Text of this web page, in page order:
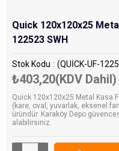
Quick 120x120x25
122523 SWH
Stok Kodu (QUİCK-UF-
₺403,20(KDV Dahil)
Quick 120x120x25 Metal Kasa
(kare, oval, yuvarlak, eksenel
üründür. Karaköy Depo
alabilirsiniz.